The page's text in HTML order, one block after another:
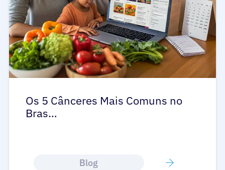
Os 5 Cânceres Mais Comuns no
Bras…
Blog